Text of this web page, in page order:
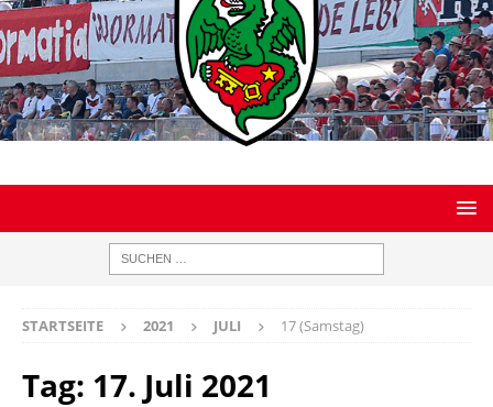
STARTSEITE 2021 JULI 17 (Samstag)
Tag: 17. Juli 2021